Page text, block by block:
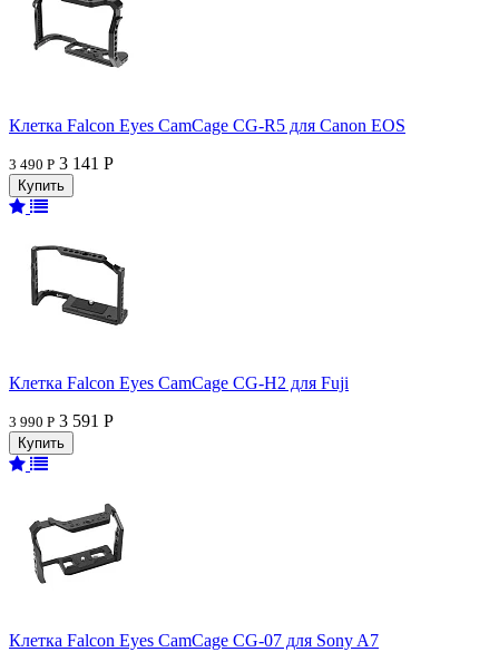
Клетка Falcon Eyes CamCage CG-R5 для Canon EOS
3 490 Р 3 141 Р
Клетка Falcon Eyes CamCage CG-H2 для Fuji
3 990 Р 3 591 Р
Клетка Falcon Eyes CamCage CG-07 для Sony A7